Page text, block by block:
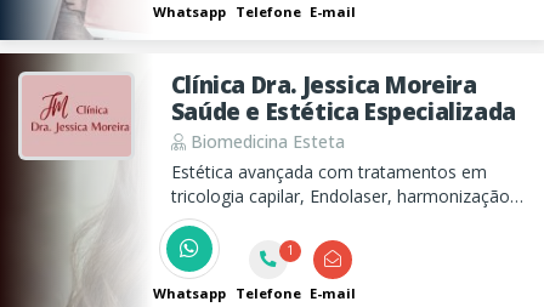
Whatsapp Telefone E-mail
Clínica Dra. Jessica Moreira
Saúde e Estética Especializada
Biomedicina Esteta
Estética avançada com tratamentos em
tricologia capilar, Endolaser, harmonização
facial e corporal, depilação a laser e
massagens, unindo tecnologia, cuidado
especializado e protocolos personalizados
para valorizar sua beleza natural.
Whatsapp
1
Telefone E-mail